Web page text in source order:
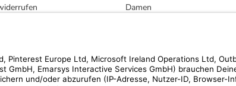
Damen
Marken